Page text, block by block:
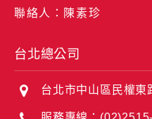
聯絡人：陳素珍
台北總公司
台北市中山區民權東